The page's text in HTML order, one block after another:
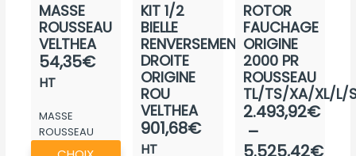
MASSE
ROUSSEAU
VELTHEA
54,35€
HT
MASSE
ROUSSEAU
VELTHEA
Ce
KIT 1/2
BIELLE
RENVERSEMENT
DROITE
ORIGINE
ROU
VELTHEA
901,68€
HT
ROTOR
FAUCHAGE
ORIGINE
2000 PR
ROUSSEAU
TL/TS/XA/XL/L/
2.493,92€
–
5.525,42€
Plage
de
prix :